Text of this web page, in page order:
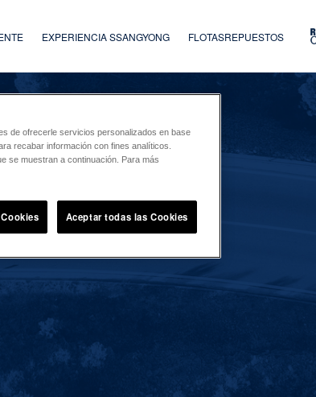
EXPERIENCIA SSANGYONG FLOTASREPUESTOS
de ofrecerle servicios personalizados en base
recabar información con fines analíticos.
se muestran a continuación. Para más
Aceptar todas las Cookies